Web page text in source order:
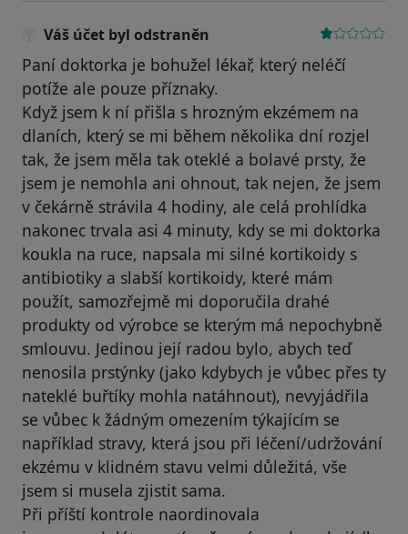
Váš účet byl odstraněn
Paní doktorka je bohužel lékař, který neléčí
potíže ale pouze příznaky.
Když jsem k ní přišla s hrozným ekzémem na
dlaních, který se mi během několika dní rozjel
tak, že jsem měla tak oteklé a bolavé prsty, že
jsem je nemohla ani ohnout, tak nejen, že jsem
v čekárně strávila 4 hodiny, ale celá prohlídka
nakonec trvala asi 4 minuty, kdy se mi doktorka
koukla na ruce, napsala mi silné kortikoidy s
antibiotiky a slabší kortikoidy, které mám
použít, samozřejmě mi doporučila drahé
produkty od výrobce se kterým má nepochybně
smlouvu. Jedinou její radou bylo, abych teď
nenosila prstýnky (jako kdybych je vůbec přes ty
nateklé buřtíky mohla natáhnout), nevyjádřila
se vůbec k žádným omezením týkajícím se
například stravy, která jsou při léčení/udržování
ekzému v klidném stavu velmi důležitá, vše
jsem si musela zjistit sama.
Při příští kontrole naordinovala